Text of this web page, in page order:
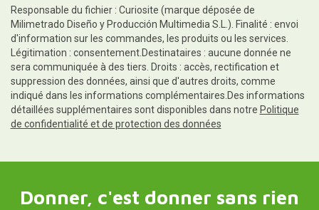
Responsable du fichier : Curiosite (marque déposée de
Milimetrado Diseño y Producción Multimedia S.L.). Finalité : envoi
d'information sur les commandes, les produits ou les services.
Légitimation : consentement.Destinataires : aucune donnée ne
sera communiquée à des tiers. Droits : accès, rectification et
suppression des données, ainsi que d'autres droits, comme
indiqué dans les informations complémentaires.Des informations
détaillées supplémentaires sont disponibles dans notre Politique
de confidentialité et de protection des données
Donner, c'est donner sans rien